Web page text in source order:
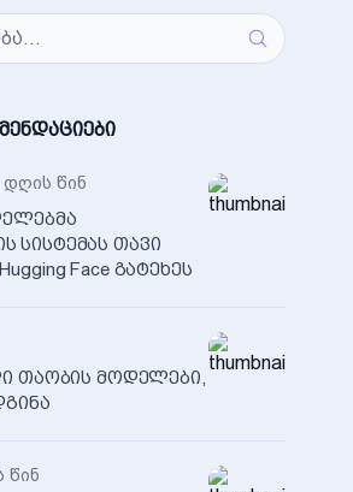
დღის წინ
სისტემას თავი
Face გატეხეს
თაობის მოდელები,
წინ